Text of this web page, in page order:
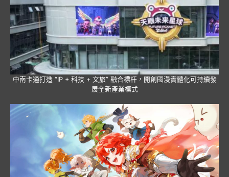
中南卡通打造 “IP + 科技 + 文旅” 融合標杆，開創國漫實體化可持續發
展全新產業模式